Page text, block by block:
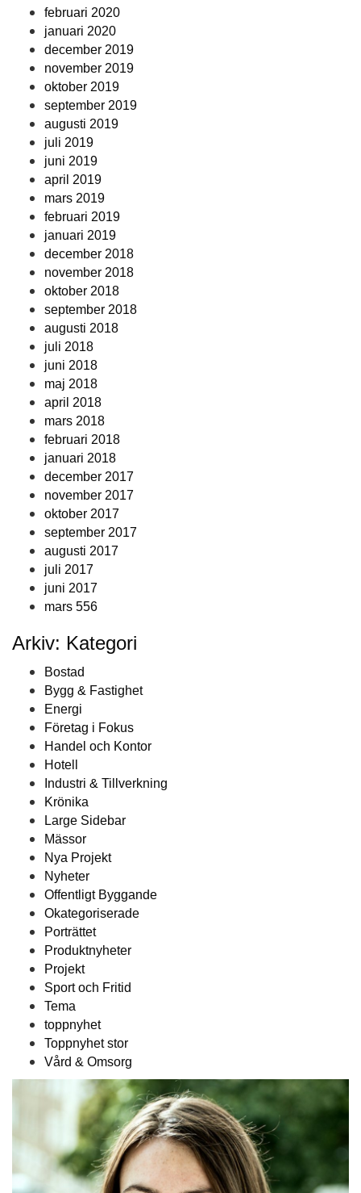
februari 2020
januari 2020
december 2019
november 2019
oktober 2019
september 2019
augusti 2019
juli 2019
juni 2019
april 2019
mars 2019
februari 2019
januari 2019
december 2018
november 2018
oktober 2018
september 2018
augusti 2018
juli 2018
juni 2018
maj 2018
april 2018
mars 2018
februari 2018
januari 2018
december 2017
november 2017
oktober 2017
september 2017
augusti 2017
juli 2017
juni 2017
mars 556
Arkiv: Kategori
Bostad
Bygg & Fastighet
Energi
Företag i Fokus
Handel och Kontor
Hotell
Industri & Tillverkning
Krönika
Large Sidebar
Mässor
Nya Projekt
Nyheter
Offentligt Byggande
Okategoriserade
Porträttet
Produktnyheter
Projekt
Sport och Fritid
Tema
toppnyhet
Toppnyhet stor
Vård & Omsorg